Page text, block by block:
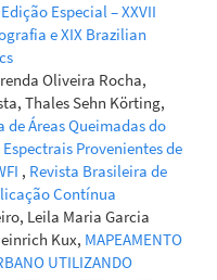
Especial – XXVII
e XIX Brazilian
Oliveira Rocha,
Thales Sehn Körting,
Áreas Queimadas do
Provenientes de
, Revista Brasileira de
Contínua
Leila Maria Garcia
Kux, MAPEAMENTO
UTILIZANDO